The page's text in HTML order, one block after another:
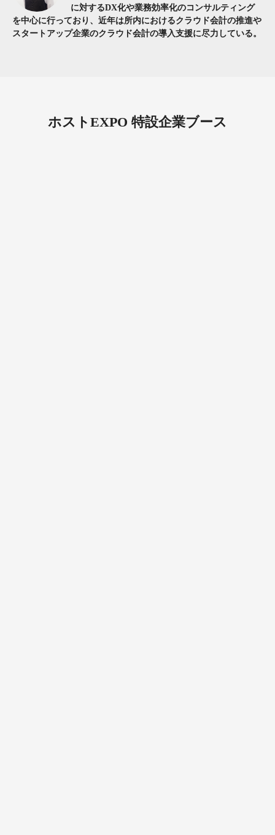
に対するDX化や業務効率化のコンサルティング
を中心に行っており、近年は所内におけるクラウド会計の推進や
スタートアップ企業のクラウド会計の導入支援に尽力している。
ホストEXPO 特設企業ブース